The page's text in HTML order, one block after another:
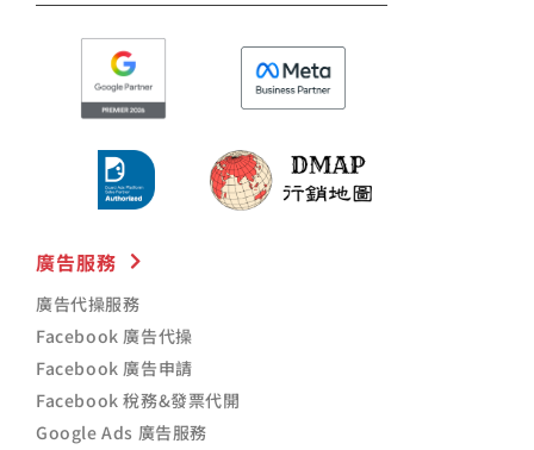
廣告服務
廣告代操服務
Facebook 廣告代操
Facebook 廣告申請
Facebook 稅務&發票代開
Google Ads 廣告服務